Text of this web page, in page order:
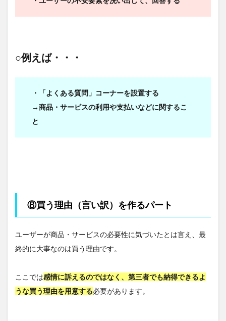
○例えば・・・
・「よくある質問」コーナーを設置する
→商品・サービスの利用や支払いなどに関するこ
と
⑧買う理由（言い訳）を作るパート
ユーザーが商品・サービスの必要性に気づいたとは言え、最
終的に大事なのは買う理由です。
ここでは感情に訴えるのではなく、第三者でも納得できるよ
うな買う理由を用意する必要があります。